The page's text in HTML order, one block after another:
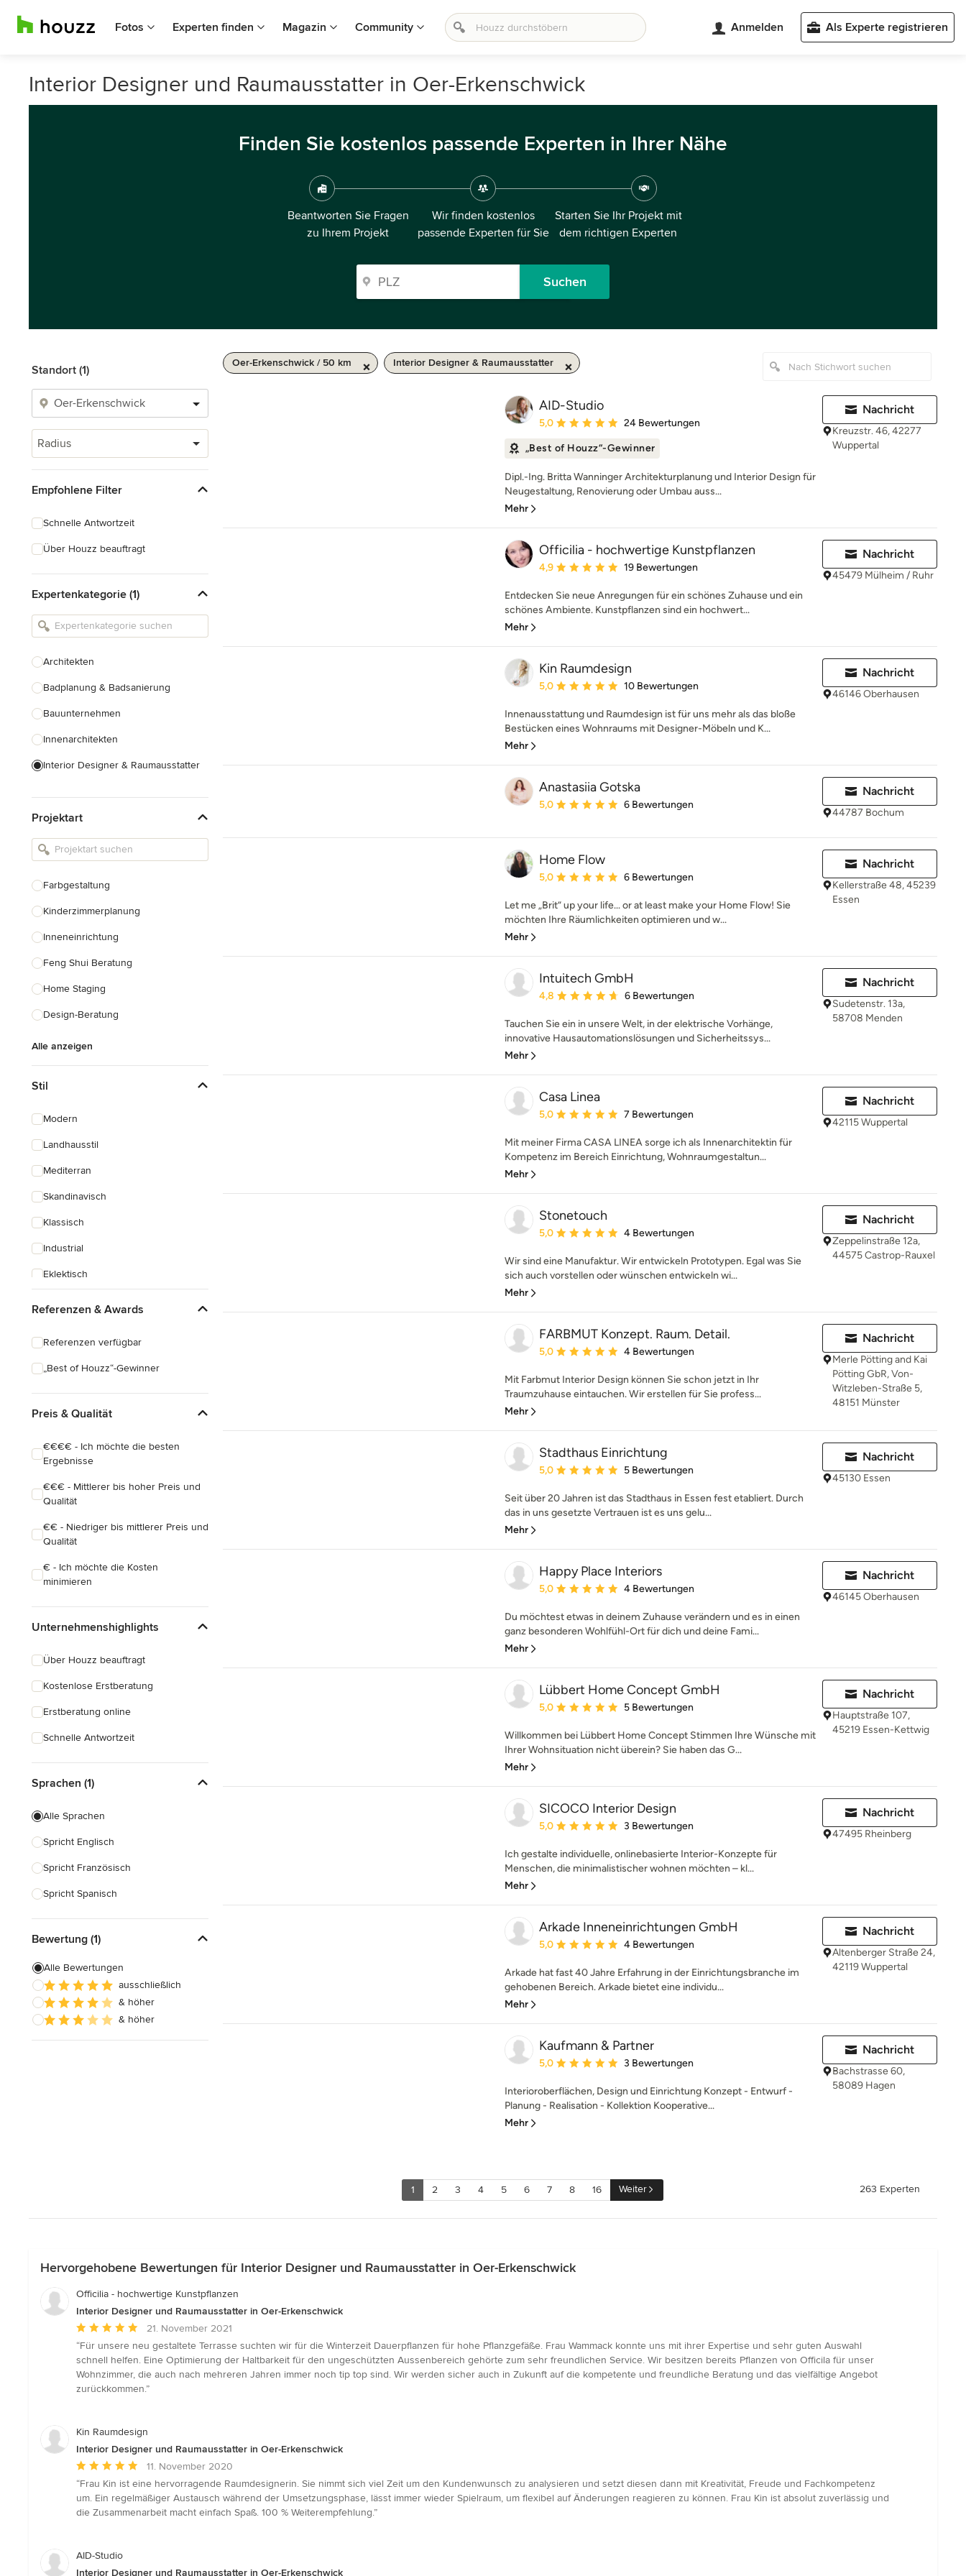
Fotos Experten finden Magazin Community Anmelden Als Experte registrieren
Interior Designer und Raumausstatter in Oer-Erkenschwick
Finden Sie kostenlos passende Experten in Ihrer Nähe
Beantworten Sie Fragen
zu Ihrem Projekt
Wir finden kostenlos
passende Experten für Sie
Starten Sie Ihr Projekt mit
dem richtigen Experten
Suchen
Standort (1)
Radius
Empfohlene Filter
Schnelle Antwortzeit
Über Houzz beauftragt
Expertenkategorie (1)
Architekten
Badplanung & Badsanierung
Bauunternehmen
Innenarchitekten
Interior Designer & Raumausstatter
Landschaftsarchitekten
Armaturen & Sanitärbedarf
Einbauschränke
Projektart
Farbgestaltung
Kinderzimmerplanung
Inneneinrichtung
Feng Shui Beratung
Home Staging
Design-Beratung
Alle anzeigen
Stil
Modern
Landhausstil
Mediterran
Skandinavisch
Klassisch
Industrial
Eklektisch
Referenzen & Awards
Referenzen verfügbar
„Best of Houzz“-Gewinner
Preis & Qualität
€€€€ - Ich möchte die besten
Ergebnisse
€€€ - Mittlerer bis hoher Preis und
Qualität
€€ - Niedriger bis mittlerer Preis und
Qualität
€ - Ich möchte die Kosten
minimieren
Unternehmenshighlights
Über Houzz beauftragt
Kostenlose Erstberatung
Erstberatung online
Schnelle Antwortzeit
Sprachen (1)
Alle Sprachen
Spricht Englisch
Spricht Französisch
Spricht Spanisch
Bewertung (1)
Alle Bewertungen
ausschließlich
& höher
& höher
Oer-Erkenschwick / 50 km Interior Designer & Raumausstatter
AID-Studio
Durchschnittliche Bewertung: 5 von 5 Sternen
5,0 24 Bewertungen
„Best of Houzz“-Gewinner
Dipl.-Ing. Britta Wanninger Architekturplanung und Interior Design für
Neugestaltung, Renovierung oder Umbau auss...
Mehr
Nachricht
Kreuzstr. 46, 42277
Wuppertal
Officilia - hochwertige Kunstpflanzen
Durchschnittliche Bewertung: 4.9 von 5 Sternen
4,9 19 Bewertungen
Entdecken Sie neue Anregungen für ein schönes Zuhause und ein
schönes Ambiente. Kunstpflanzen sind ein hochwert...
Mehr
Nachricht
45479 Mülheim / Ruhr
Kin Raumdesign
Durchschnittliche Bewertung: 5 von 5 Sternen
5,0 10 Bewertungen
Innenausstattung und Raumdesign ist für uns mehr als das bloße
Bestücken eines Wohnraums mit Designer-Möbeln und K...
Mehr
Nachricht
46146 Oberhausen
Anastasiia Gotska
Durchschnittliche Bewertung: 5 von 5 Sternen
5,0 6 Bewertungen
Nachricht
44787 Bochum
Home Flow
Durchschnittliche Bewertung: 5 von 5 Sternen
5,0 6 Bewertungen
Let me „Brit“ up your life... or at least make your Home Flow! Sie
möchten Ihre Räumlichkeiten optimieren und w...
Mehr
Nachricht
Kellerstraße 48, 45239
Essen
Intuitech GmbH
Durchschnittliche Bewertung: 4.8 von 5 Sternen
4,8 6 Bewertungen
Tauchen Sie ein in unsere Welt, in der elektrische Vorhänge,
innovative Hausautomationslösungen und Sicherheitssys...
Mehr
Nachricht
Sudetenstr. 13a,
58708 Menden
Casa Linea
Durchschnittliche Bewertung: 5 von 5 Sternen
5,0 7 Bewertungen
Mit meiner Firma CASA LINEA sorge ich als Innenarchitektin für
Kompetenz im Bereich Einrichtung, Wohnraumgestaltun...
Mehr
Nachricht
42115 Wuppertal
Stonetouch
Durchschnittliche Bewertung: 5 von 5 Sternen
5,0 4 Bewertungen
Wir sind eine Manufaktur. Wir entwickeln Prototypen. Egal was Sie
sich auch vorstellen oder wünschen entwickeln wi...
Mehr
Nachricht
Zeppelinstraße 12a,
44575 Castrop-Rauxel
FARBMUT Konzept. Raum. Detail.
Durchschnittliche Bewertung: 5 von 5 Sternen
5,0 4 Bewertungen
Mit Farbmut Interior Design können Sie schon jetzt in Ihr
Traumzuhause eintauchen. Wir erstellen für Sie profess...
Mehr
Nachricht
Merle Pötting and Kai
Pötting GbR, Von-
Witzleben-Straße 5,
48151 Münster
Stadthaus Einrichtung
Durchschnittliche Bewertung: 5 von 5 Sternen
5,0 5 Bewertungen
Seit über 20 Jahren ist das Stadthaus in Essen fest etabliert. Durch
das in uns gesetzte Vertrauen ist es uns gelu...
Mehr
Nachricht
45130 Essen
Happy Place Interiors
Durchschnittliche Bewertung: 5 von 5 Sternen
5,0 4 Bewertungen
Du möchtest etwas in deinem Zuhause verändern und es in einen
ganz besonderen Wohlfühl-Ort für dich und deine Fami...
Mehr
Nachricht
46145 Oberhausen
Lübbert Home Concept GmbH
Durchschnittliche Bewertung: 5 von 5 Sternen
5,0 5 Bewertungen
Willkommen bei Lübbert Home Concept Stimmen Ihre Wünsche mit
Ihrer Wohnsituation nicht überein? Sie haben das G...
Mehr
Nachricht
Hauptstraße 107,
45219 Essen-Kettwig
SICOCO Interior Design
Durchschnittliche Bewertung: 5 von 5 Sternen
5,0 3 Bewertungen
Ich gestalte individuelle, onlinebasierte Interior-Konzepte für
Menschen, die minimalistischer wohnen möchten – kl...
Mehr
Nachricht
47495 Rheinberg
Arkade Inneneinrichtungen GmbH
Durchschnittliche Bewertung: 5 von 5 Sternen
5,0 4 Bewertungen
Arkade hat fast 40 Jahre Erfahrung in der Einrichtungsbranche im
gehobenen Bereich. Arkade bietet eine individu...
Mehr
Nachricht
Altenberger Straße 24,
42119 Wuppertal
Kaufmann & Partner
Durchschnittliche Bewertung: 5 von 5 Sternen
5,0 3 Bewertungen
Interioroberflächen, Design und Einrichtung Konzept - Entwurf -
Planung - Realisation - Kollektion Kooperative...
Mehr
Nachricht
Bachstrasse 60,
58089 Hagen
1 2 3 4 5 6 7 8 16 Weiter 263 Experten
Hervorgehobene Bewertungen für Interior Designer und Raumausstatter in Oer-Erkenschwick
Officilia - hochwertige Kunstpflanzen
Interior Designer und Raumausstatter in Oer-Erkenschwick
Durchschnittliche
Bewertung:
5
von
5
21. November 2021
“Für unsere neu gestaltete Terrasse suchten wir für die Winterzeit Dauerpflanzen für hohe Pflanzgefäße. Frau Wammack konnte uns mit ihrer Expertise und sehr guten Auswahl
schnell helfen. Eine Optimierung der Haltbarkeit für den ungeschützten Aussenbereich gehörte zum sehr freundlichen Service. Wir besitzen bereits Pflanzen von Officila für unser
Wohnzimmer, die auch nach mehreren Jahren immer noch tip top sind. Wir werden sicher auch in Zukunft auf die kompetente und freundliche Beratung und das vielfältige Angebot
zurückkommen.”
Kin Raumdesign
Interior Designer und Raumausstatter in Oer-Erkenschwick
Durchschnittliche
Bewertung:
5
von
11. November 2020
“Frau Kin ist eine hervorragende Raumdesignerin. Sie nimmt sich viel Zeit um den Kundenwunsch zu analysieren und setzt diesen dann mit Kreativität, Freude und Fachkompetenz
um. Ein regelmäßiger Austausch während der Umsetzungsphase, lässt immer wieder Spielraum, um flexibel auf Änderungen reagieren zu können. Frau Kin ist absolut zuverlässig und
die Zusammenarbeit macht einfach Spaß. 100 % Weiterempfehlung.”
AID-Studio
Interior Designer und Raumausstatter in Oer-Erkenschwick